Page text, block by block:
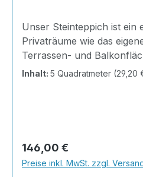
Unser Steinteppich ist
Privaträume wie das
Terrassen- und
Gewerbeobjekte und
und einfach zu verlegen.
Shop nach Ihrer
gleich los!Inhalt 2x25kg
Inhalt: 5 Quadratmeter (29,20
Regulärer Preis:
146,00 €
Preise inkl. MwSt. zzgl.